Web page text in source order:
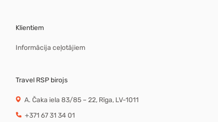
Klientiem
Informācija ceļotājiem
Travel RSP birojs
A. Čaka iela 83/85 – 22, Rīga, LV-1011
+371 67 31 34 01